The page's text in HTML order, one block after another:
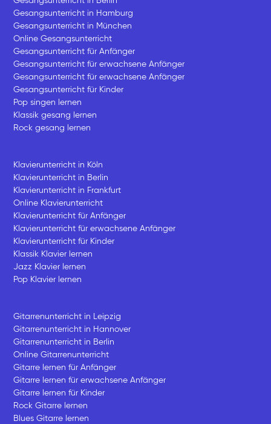
Gesangsunterricht in Hamburg
Gesangsunterricht in München
Online Gesangsunterricht
Gesangsunterricht für Anfänger
Gesangsunterricht für erwachsene Anfänger
Gesangsunterricht für erwachsene Anfänger
Gesangsunterricht für Kinder
Pop singen lernen
Klassik gesang lernen
Rock gesang lernen
Klavierunterricht in Köln
Klavierunterricht in Berlin
Klavierunterricht in Frankfurt
Online Klavierunterricht
Klavierunterricht für Anfänger
Klavierunterricht für erwachsene Anfänger
Klavierunterricht für Kinder
Klassik Klavier lernen
Jazz Klavier lernen
Pop Klavier lernen
Gitarrenunterricht in Leipzig
Gitarrenunterricht in Hannover
Gitarrenunterricht in Berlin
Online Gitarrenunterricht
Gitarre lernen für Anfänger
Gitarre lernen für erwachsene Anfänger
Gitarre lernen für Kinder
Rock Gitarre lernen
Blues Gitarre lernen